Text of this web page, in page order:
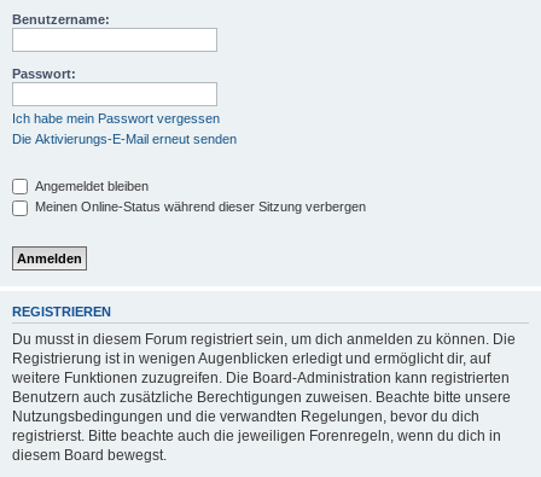
Benutzername:
Passwort:
Ich habe mein Passwort vergessen
Die Aktivierungs-E-Mail erneut senden
Angemeldet bleiben
Meinen Online-Status während dieser Sitzung verbergen
REGISTRIEREN
Du musst in diesem Forum registriert sein, um dich anmelden zu können. Die
Registrierung ist in wenigen Augenblicken erledigt und ermöglicht dir, auf
weitere Funktionen zuzugreifen. Die Board-Administration kann registrierten
Benutzern auch zusätzliche Berechtigungen zuweisen. Beachte bitte unsere
Nutzungsbedingungen und die verwandten Regelungen, bevor du dich
registrierst. Bitte beachte auch die jeweiligen Forenregeln, wenn du dich in
diesem Board bewegst.